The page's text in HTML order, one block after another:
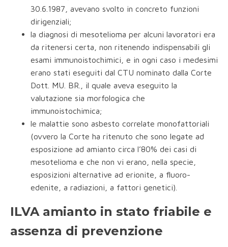
30.6.1987, avevano svolto in concreto funzioni
dirigenziali;
la diagnosi di mesotelioma per alcuni lavoratori era
da ritenersi certa, non ritenendo indispensabili gli
esami immunoistochimici, e in ogni caso i medesimi
erano stati eseguiti dal CTU nominato dalla Corte
Dott. MU. BR., il quale aveva eseguito la
valutazione sia morfologica che
immunoistochimica;
le malattie sono asbesto correlate monofattoriali
(ovvero la Corte ha ritenuto che sono legate ad
esposizione ad amianto circa l’80% dei casi di
mesotelioma e che non vi erano, nella specie,
esposizioni alternative ad erionite, a fluoro-
edenite, a radiazioni, a fattori genetici).
ILVA amianto in stato friabile e
assenza di prevenzione